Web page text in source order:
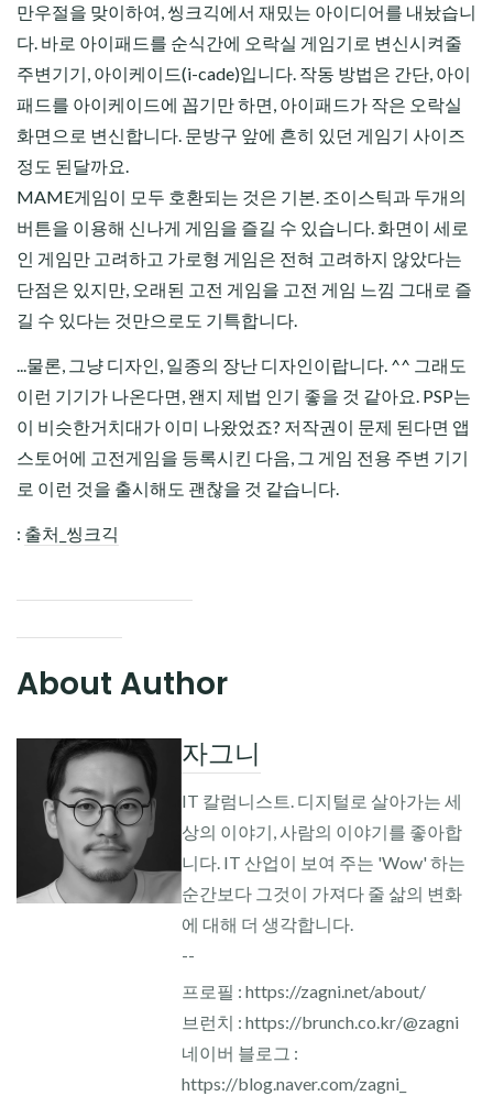
만우절을 맞이하여, 씽크긱에서 재밌는 아이디어를 내놨습니
다. 바로 아이패드를 순식간에 오락실 게임기로 변신시켜줄
주변기기, 아이케이드(i-cade)입니다. 작동 방법은 간단, 아이
패드를 아이케이드에 꼽기만 하면, 아이패드가 작은 오락실
화면으로 변신합니다. 문방구 앞에 흔히 있던 게임기 사이즈
정도 된달까요.
MAME게임이 모두 호환되는 것은 기본. 조이스틱과 두개의
버튼을 이용해 신나게 게임을 즐길 수 있습니다. 화면이 세로
인 게임만 고려하고 가로형 게임은 전혀 고려하지 않았다는
단점은 있지만, 오래된 고전 게임을 고전 게임 느낌 그대로 즐
길 수 있다는 것만으로도 기특합니다.
...물론, 그냥 디자인, 일종의 장난 디자인이랍니다. ^^ 그래도
이런 기기가 나온다면, 왠지 제법 인기 좋을 것 같아요. PSP는
이 비슷한거치대가 이미 나왔었죠? 저작권이 문제 된다면 앱
스토어에 고전게임을 등록시킨 다음, 그 게임 전용 주변 기기
로 이런 것을 출시해도 괜찮을 것 같습니다.
: 출처_씽크긱
About Author
자그니
IT 칼럼니스트. 디지털로 살아가는 세
상의 이야기, 사람의 이야기를 좋아합
니다. IT 산업이 보여 주는 'Wow' 하는
순간보다 그것이 가져다 줄 삶의 변화
에 대해 더 생각합니다.
--
프로필 : https://zagni.net/about/
브런치 : https://brunch.co.kr/@zagni
네이버 블로그 :
https://blog.naver.com/zagni_